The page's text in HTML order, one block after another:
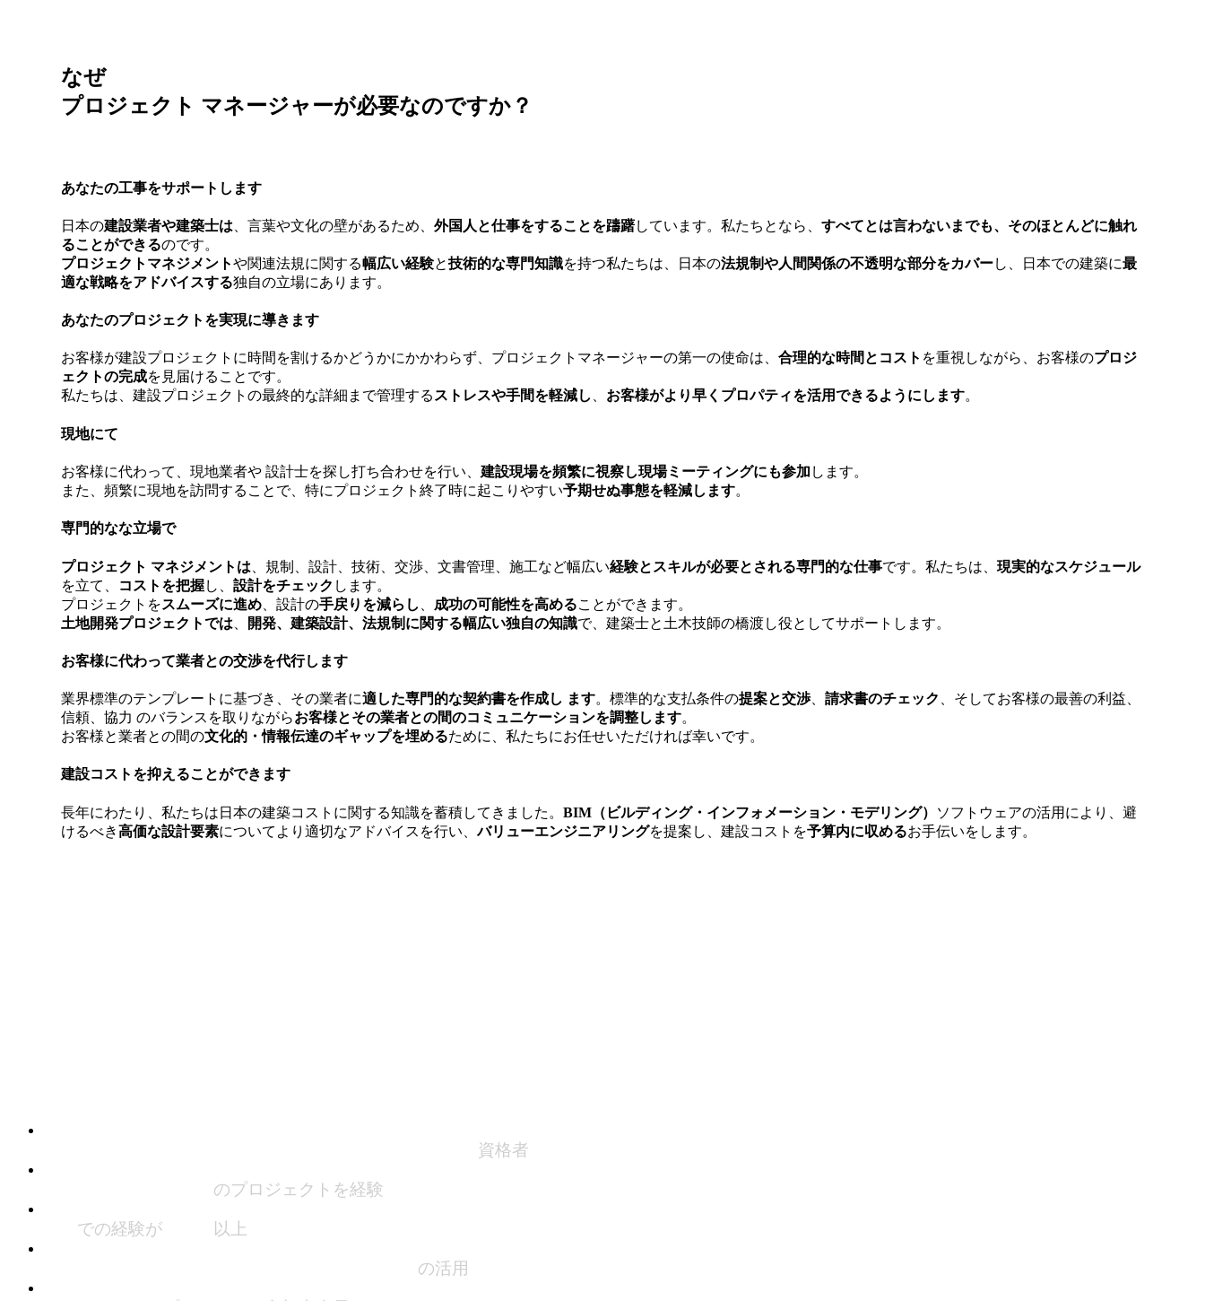
なぜ
プロジェクト マネージャーが必要なのですか？
あなたの工事をサポートします
日本の建設業者や建築士は 、言葉や文化の壁があるため、 外国人と仕事をすることを躊躇しています。私たちとなら、 すべてとは言わないまでも、そのほとんどに触れ
ることができるのです。
プロジェクトマネジメントや関連法規に関する幅広い経験と技術的な専門知識を持つ私たちは、日本の法規制や人間関係の不透明な部分をカバーし、日本での建築に最
適な戦略をアドバイスする独自の立場にあります。
あなたのプロジェクトを実現に導きます
お客様が建設プロジェクトに時間を割けるかどうかにかかわらず、プロジェクトマネージャーの第一の使命は、 合理的な時間とコスト を重視しながら、お客様のプロジ
ェクトの完成を見届けることです。
私たちは、建設プロジェクトの最終的な詳細まで管理するストレスや手間を軽減し 、 お客様がより早くプロパティを活用できるようにします。
現地にて
お客様に代わって、現地業者や 設計士を探し打ち合わせを行い、 建設現場を頻繁に視察し現場ミーティングにも参加 します。
また、頻繁に現地を訪問することで、特にプロジェクト終了時に起こりやすい予期せぬ事態を軽減します。
専門的なな立場で
プロジェクト マネジメントは 、規制、設計、技術、交渉、文書管理、施工など幅広い経験とスキルが必要とされる専門的な仕事です。私たちは、 現実的なスケジュール
を立て、
コストを把握し、 設計をチェック します。
プロジェクトをスムーズに進め 、設計の手戻りを減らし 成功の可能性を高めることができます。
土地開発プロジェクトでは
開発、建築設計、法規制に関する幅広い独自の知識で、建築士と土木技師の橋渡し役としてサポートします。
お客様に代わって業者との交渉を代行します
業界標準のテンプレートに基づき、その業者に適した専門的な契約書を作成し ます。標準的な支払条件の提案と交渉、 請求書のチェック
、そしてお客様の最善の利益、
信頼、協力 のバランスを取りながらお客様とその業者との間のコミュニケーションを調整します。
お客様と業者との間の文化的・情報伝達のギャップを埋めるために、私たちにお任せいただければ幸いです。
建設コストを抑えることができます
長年にわたり、私たちは日本の建築コストに関する知識を蓄積してきました。 BIM（ビルディング・インフォメーション・モデリング）
ソフトウェアの活用により、避
けるべき高価な設計要素についてより適切なアドバイスを行い、バリューエンジニアリングを提案し、建設コストを予算内に収めるお手伝いをします。
資格者
のプロジェクトを経験
での経験が 以上
の活用